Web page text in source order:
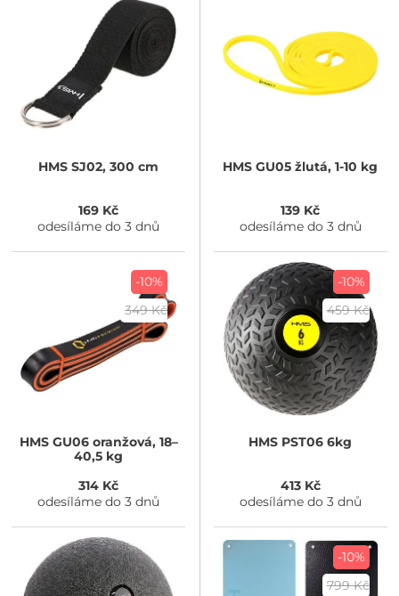
HMS SJ02, 300 cm
169 Kč
odesíláme do 3 dnů
HMS GU05 žlutá, 1-10 kg
139 Kč
odesíláme do 3 dnů
-10%
349 Kč
HMSGU06 oranžová, 18–
40,5 kg
314 Kč
odesíláme do 3 dnů
-10%
459 Kč
HMS PST06 6kg
413 Kč
odesíláme do 3 dnů
-10%
799 Kč